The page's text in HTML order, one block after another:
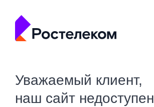
Уважаемый клиент,
наш сайт недоступен